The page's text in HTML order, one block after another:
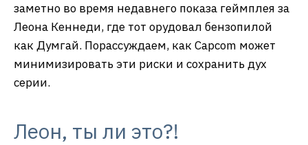
заметно во время недавнего показа геймплея за
Леона Кеннеди, где тот орудовал бензопилой
как Думгай. Порассуждаем, как Capcom может
минимизировать эти риски и сохранить дух
серии.
Леон, ты ли это?!